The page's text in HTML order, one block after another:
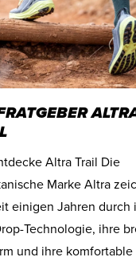
Altra Trail Die
Marke Altra
einigen Jahren durch
Technologie, ihre
und ihre komfortable